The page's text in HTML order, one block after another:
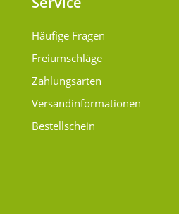
Häufige Fragen
Freiumschläge
Zahlungsarten
Versand­informationen
Bestellschein